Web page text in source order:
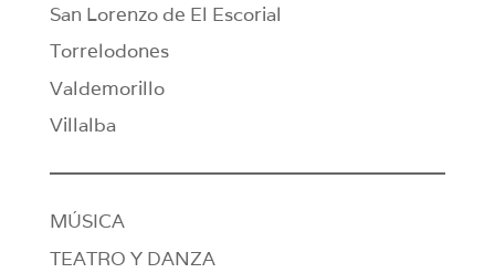
San Lorenzo de El Escorial
Torrelodones
Valdemorillo
Villalba
MÚSICA
TEATRO Y DANZA